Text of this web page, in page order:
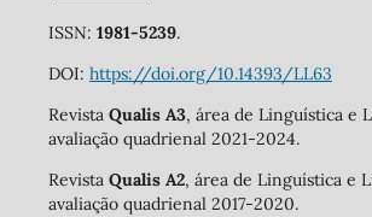
ISSN: 1981-5239.
DOI: https://doi.org/10.14393/LL63
Revista Qualis A3, área de Linguística e
avaliação quadrienal 2021-2024.
Revista Qualis A2, área de Linguística e
avaliação quadrienal 2017-2020.